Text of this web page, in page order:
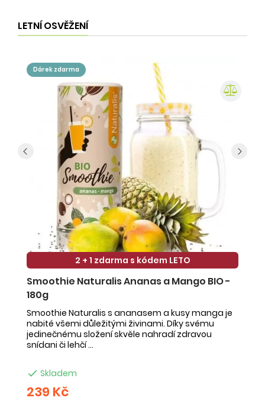
LETNÍ OSVĚŽENÍ
dárek zdarma
2 + 1 zdarma s kódem LETO
Smoothie Naturalis Ananas a Mango BIO -
180g
Smoothie Naturalis s ananasem a kusy manga je
nabité všemi důležitými živinami. Díky svému
jedinečnému složení skvěle nahradí zdravou
snídani či lehčí ...
 Skladem
239 Kč